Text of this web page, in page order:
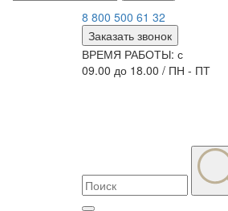
8 800 500 61 32
Заказать звонок
ВРЕМЯ РАБОТЫ: с
09.00 до 18.00 / ПН - ПТ